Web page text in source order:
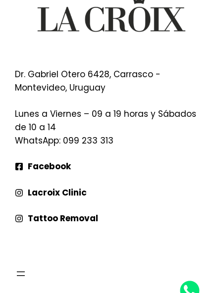
Dr. Gabriel Otero 6428, Carrasco -
Montevideo, Uruguay
Lunes a Viernes – 09 a 19 horas y Sábados
de 10 a 14
WhatsApp: 099 233 313
Facebook
Lacroix Clinic
Tattoo Removal